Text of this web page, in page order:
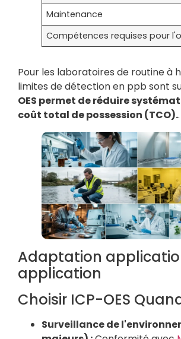
Maintenance
Compétences requises pour
Pour les laboratoires de routine à
limites de détection en ppb sont
OES permet de réduire
coût total de possession (TCO)..
Adaptation
application
Choisir ICP-OES
Surveillance de